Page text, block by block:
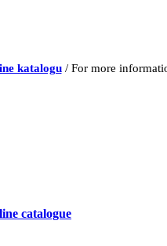
katalogu/ For more
catalogue